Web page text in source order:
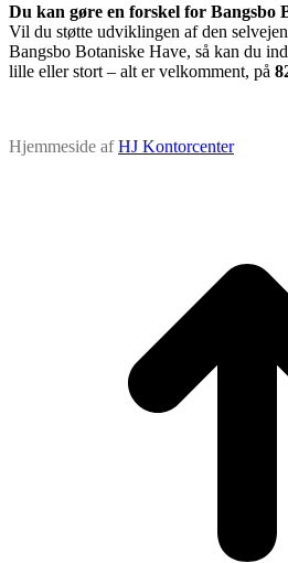
Du kan gøre en forskel for Bangsbo
Vil du støtte udviklingen af den
Bangsbo Botaniske Have, så kan du
lille eller stort – alt er velkomment, på
Hjemmeside afHJ Kontorcenter